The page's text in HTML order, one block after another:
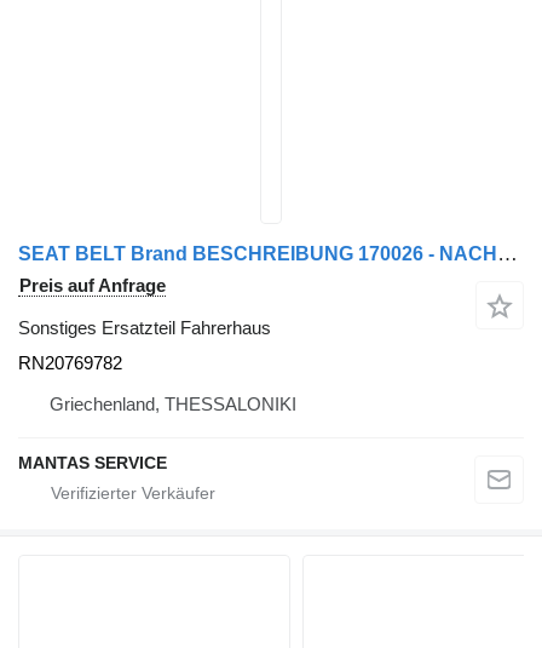
SEAT BELT Brand BESCHREIBUNG 170026 - NACHRÜSTUNG RN20769782 für Sattelzugmaschine
Preis auf Anfrage
Sonstiges Ersatzteil Fahrerhaus
RN20769782
Griechenland, THESSALONIKI
MANTAS SERVICE